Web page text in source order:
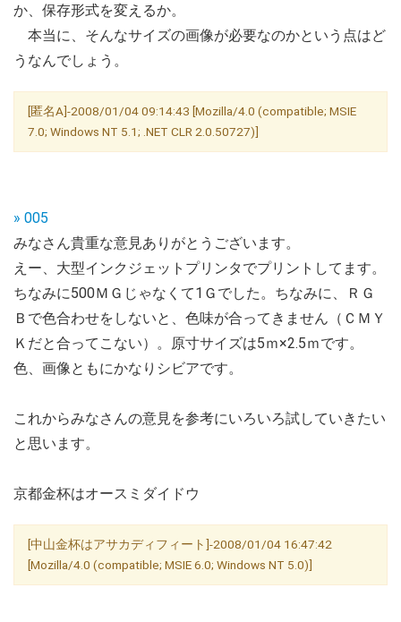
か、保存形式を変えるか。
本当に、そんなサイズの画像が必要なのかという点はど
うなんでしょう。
[匿名A]-2008/01/04 09:14:43 [Mozilla/4.0 (compatible; MSIE
7.0; Windows NT 5.1; .NET CLR 2.0.50727)]
» 005
みなさん貴重な意見ありがとうございます。
えー、大型インクジェットプリンタでプリントしてます。
ちなみに500ＭＧじゃなくて1Ｇでした。ちなみに、ＲＧ
Ｂで色合わせをしないと、色味が合ってきません（ＣＭＹ
Ｋだと合ってこない）。原寸サイズは5ｍ×2.5ｍです。
色、画像ともにかなりシビアです。
これからみなさんの意見を参考にいろいろ試していきたい
と思います。
京都金杯はオースミダイドウ
[中山金杯はアサカディフィート]-2008/01/04 16:47:42
[Mozilla/4.0 (compatible; MSIE 6.0; Windows NT 5.0)]